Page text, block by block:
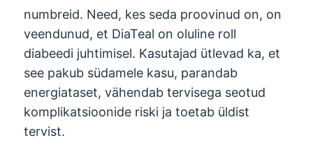
numbreid. Need, kes seda proovinud on, on
veendunud, et DiaTeal on oluline roll
diabeedi juhtimisel. Kasutajad ütlevad ka, et
see pakub südamele kasu, parandab
energiataset, vähendab tervisega seotud
komplikatsioonide riski ja toetab üldist
tervist.